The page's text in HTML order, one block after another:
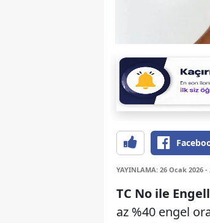
YAYINLAMA: 26 Ocak 2026 -
TC No ile
az %40 engel